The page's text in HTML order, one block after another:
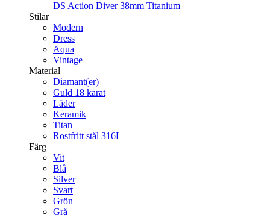
DS Action Diver 38mm Titanium
Stilar
Modern
Dress
Aqua
Vintage
Material
Diamant(er)
Guld 18 karat
Läder
Keramik
Titan
Rostfritt stål 316L
Färg
Vit
Blå
Silver
Svart
Grön
Grå